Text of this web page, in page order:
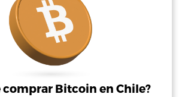
Ingresar
comprar Bitcoin en Chile?